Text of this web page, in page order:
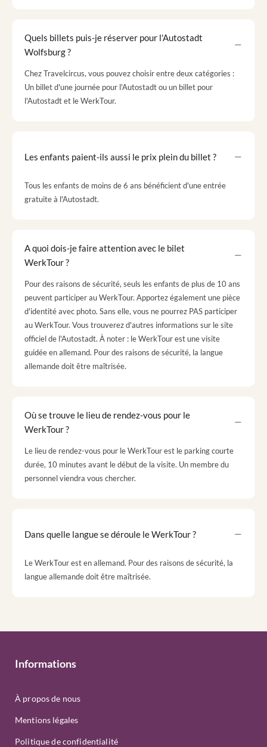
Quels billets puis-je réserver pour l'Autostadt
Wolfsburg ?
Chez Travelcircus, vous pouvez choisir entre deux catégories :
Un billet d'une journée pour l'Autostadt ou un billet pour
l'Autostadt et le WerkTour.
Les enfants paient-ils aussi le prix plein du billet ?
Tous les enfants de moins de 6 ans bénéficient d'une entrée
gratuite à l'Autostadt.
A quoi dois-je faire attention avec le bilet
WerkTour ?
Pour des raisons de sécurité, seuls les enfants de plus de 10 ans
peuvent participer au WerkTour. Apportez également une pièce
d'identité avec photo. Sans elle, vous ne pourrez PAS participer
au WerkTour. Vous trouverez d'autres informations sur le site
officiel de l'Autostadt. À noter : le WerkTour est une visite
guidée en allemand. Pour des raisons de sécurité, la langue
allemande doit être maîtrisée.
Où se trouve le lieu de rendez-vous pour le
WerkTour ?
Le lieu de rendez-vous pour le WerkTour est le parking courte
durée, 10 minutes avant le début de la visite. Un membre du
personnel viendra vous chercher.
Dans quelle langue se déroule le WerkTour ?
Le WerkTour est en allemand. Pour des raisons de sécurité, la
langue allemande doit être maîtrisée.
Informations
À propos de nous
Mentions légales
Politique de confidentialité